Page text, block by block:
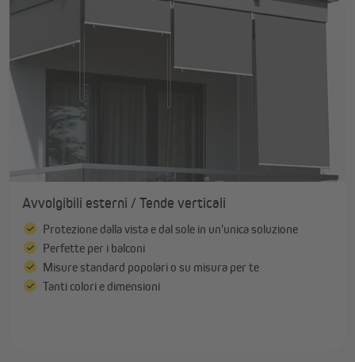
Avvolgibili esterni / Tende verticali
Protezione dalla vista e dal sole in un'unica soluzione
Perfette per i balconi
Misure standard popolari o su misura per te
Tanti colori e dimensioni